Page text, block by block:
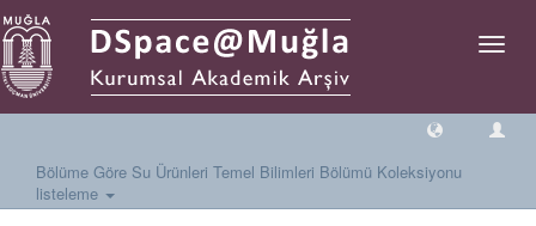
Geçiş
Bölüme Göre Su Ürünleri Temel Bilimleri Bölümü Koleksiyonu
listeleme